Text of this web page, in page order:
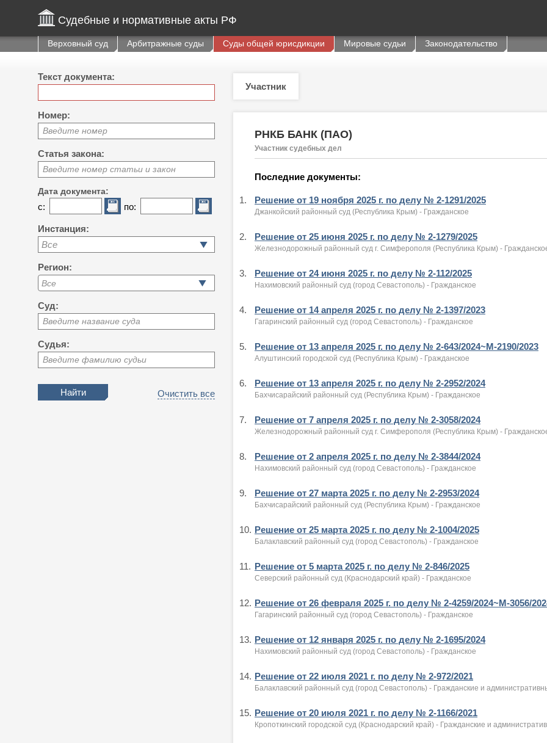
Судебные и нормативные акты РФ
Верховный суд Арбитражные суды Суды общей юрисдикции Мировые судьи Законодательство
Текст документа:
Номер:
Введите номер
Статья закона:
Введите номер статьи и закон
Дата документа:
с: по:
Инстанция:
Все
Регион:
Суд:
Введите название суда
Судья:
Введите фамилию судьи
Очистить все
Участник
РНКБ БАНК (ПАО)
Участник судебных дел
Последние документы:
1. Решение от 19 ноября 2025 г. по делу № 2-1291/2025
Джанкойский районный суд (Республика Крым) - Гражданское
2. Решение от 25 июня 2025 г. по делу № 2-1279/2025
Железнодорожный районный суд г. Симферополя (Республика Крым) -
3. Решение от 24 июня 2025 г. по делу № 2-112/2025
Нахимовский районный суд (город Севастополь) - Гражданское
4. Решение от 14 апреля 2025 г. по делу № 2-1397/2023
Гагаринский районный суд (город Севастополь) - Гражданское
5. Решение от 13 апреля 2025 г. по делу № 2-643/2024~М-2190/2023
Алуштинский городской суд (Республика Крым) - Гражданское
6. Решение от 13 апреля 2025 г. по делу № 2-2952/2024
Бахчисарайский районный суд (Республика Крым) - Гражданское
7. Решение от 7 апреля 2025 г. по делу № 2-3058/2024
Железнодорожный районный суд г. Симферополя (Республика Крым) -
8. Решение от 2 апреля 2025 г. по делу № 2-3844/2024
Нахимовский районный суд (город Севастополь) - Гражданское
9. Решение от 27 марта 2025 г. по делу № 2-2953/2024
Бахчисарайский районный суд (Республика Крым) - Гражданское
10. Решение от 25 марта 2025 г. по делу № 2-1004/2025
Балаклавский районный суд (город Севастополь) - Гражданское
11. Решение от 5 марта 2025 г. по делу № 2-846/2025
Северский районный суд (Краснодарский край) - Гражданское
12. Решение от 26 февраля 2025 г. по делу № 2-4259/2024~М-3056/
Гагаринский районный суд (город Севастополь) - Гражданское
13. Решение от 12 января 2025 г. по делу № 2-1695/2024
Нахимовский районный суд (город Севастополь) - Гражданское
14. Решение от 22 июля 2021 г. по делу № 2-972/2021
Балаклавский районный суд (город Севастополь) - Гражданские и
15. Решение от 20 июля 2021 г. по делу № 2-1166/2021
Кропоткинский городской суд (Краснодарский край) - Гражданские и